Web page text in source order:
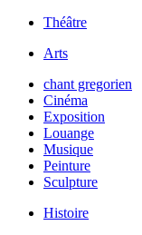
Théâtre
Arts
chant gregorien
Cinéma
Exposition
Louange
Musique
Peinture
Sculpture
Histoire